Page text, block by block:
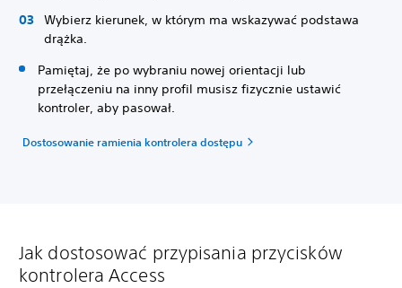
Wybierz kierunek, w którym ma wskazywać podstawa
drążka.
Pamiętaj, że po wybraniu nowej orientacji lub
przełączeniu na inny profil musisz fizycznie ustawić
kontroler, aby pasował.
Dostosowanie ramienia kontrolera dostępu
Jak dostosować przypisania przycisków
kontrolera Access